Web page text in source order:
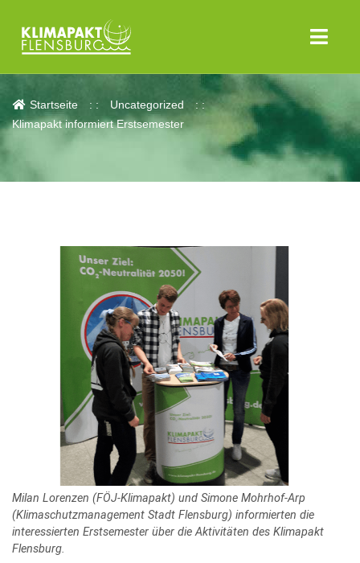
Aktuelles
Startseite
Uncategorized
Klimapakt informiert Erstsemester
Milan Lorenzen (FÖJ-Klimapakt) und Simone Mohrhof-Arp
(Klimaschutzmanagement Stadt Flensburg) informierten die
interessierten Erstsemester über die Aktivitäten des Klimapakt
Flensburg.